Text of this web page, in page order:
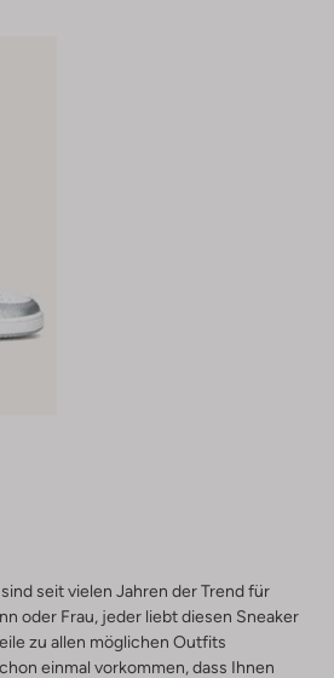
seit vielen Jahren der Trend für
oder Frau, jeder liebt diesen Sneaker
zu allen möglichen Outfits
einmal vorkommen, dass Ihnen